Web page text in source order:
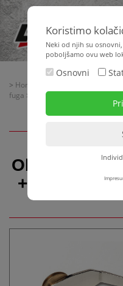
> Home
fuga > Obrada + pričvršćivanje
Obrada +
+ letvica za
Koristimo
Neki od njih su
poboljšamo ovu web
Osnovni